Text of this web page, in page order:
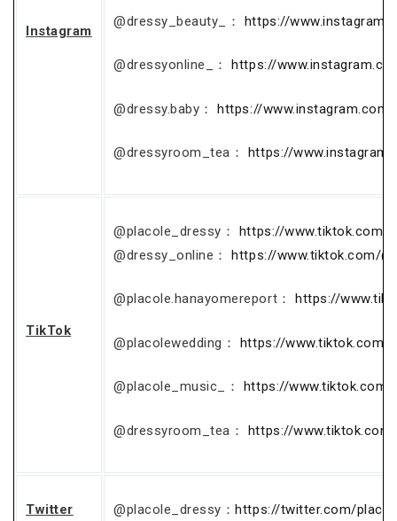
Instagram
@dressy_beauty_： https://
@dressyonline_：https://
@dressy.baby：https://
@dressyroom_tea： https://
TikTok
@placole_dressy： https://www.tiktok.com/
@dressy_online：https://www.tiktok.com/
@placole.hanayomereport：https://
@placolewedding： https://www.tiktok.com/
@placole_music_： https://www.tiktok.com/
@dressyroom_tea： https://
Twitter @placole_dressy：https://twitter.com/